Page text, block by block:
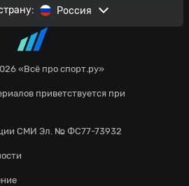
«Всё про спорт.ру»
приветствуется при
СМИ Эл. № ФС77-73932
Россия